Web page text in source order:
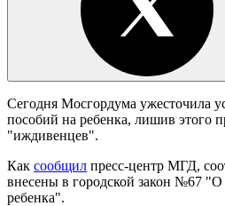
Сегодня Мосгордума ужесточила
пособий на ребенка, лишив этого
"иждивенцев".
Как сообщил пресс-центр МГД,
внесены в городской закон №67
ребенка".